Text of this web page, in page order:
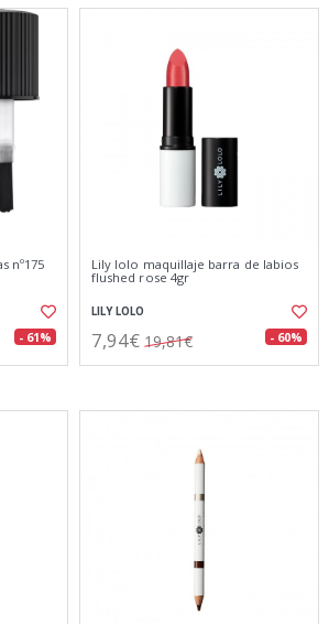
nº175
- 61%
Lily lolo maquillaje barra de labios
flushed rose 4gr
LILY LOLO
7,94€ 19,81€ - 60%